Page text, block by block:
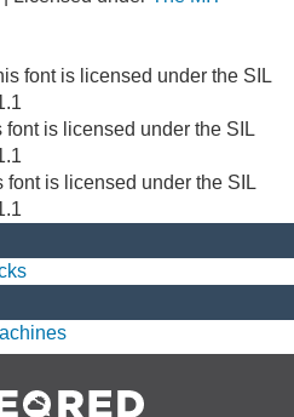
font is licensed under the SIL
font is licensed under the SIL
font is licensed under the SIL